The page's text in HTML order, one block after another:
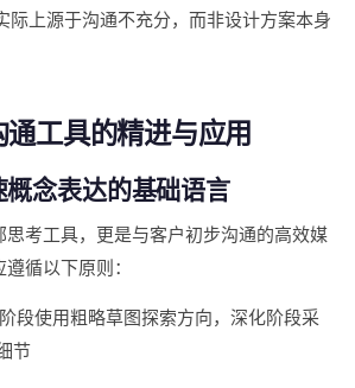
际上源于沟通不充分，而非设计方案本身
工具的精进与应用
概念表达的基础语言
考工具，更是与客户初步沟通的高效媒
循以下原则：
段使用粗略草图探索方向，深化阶段采
节